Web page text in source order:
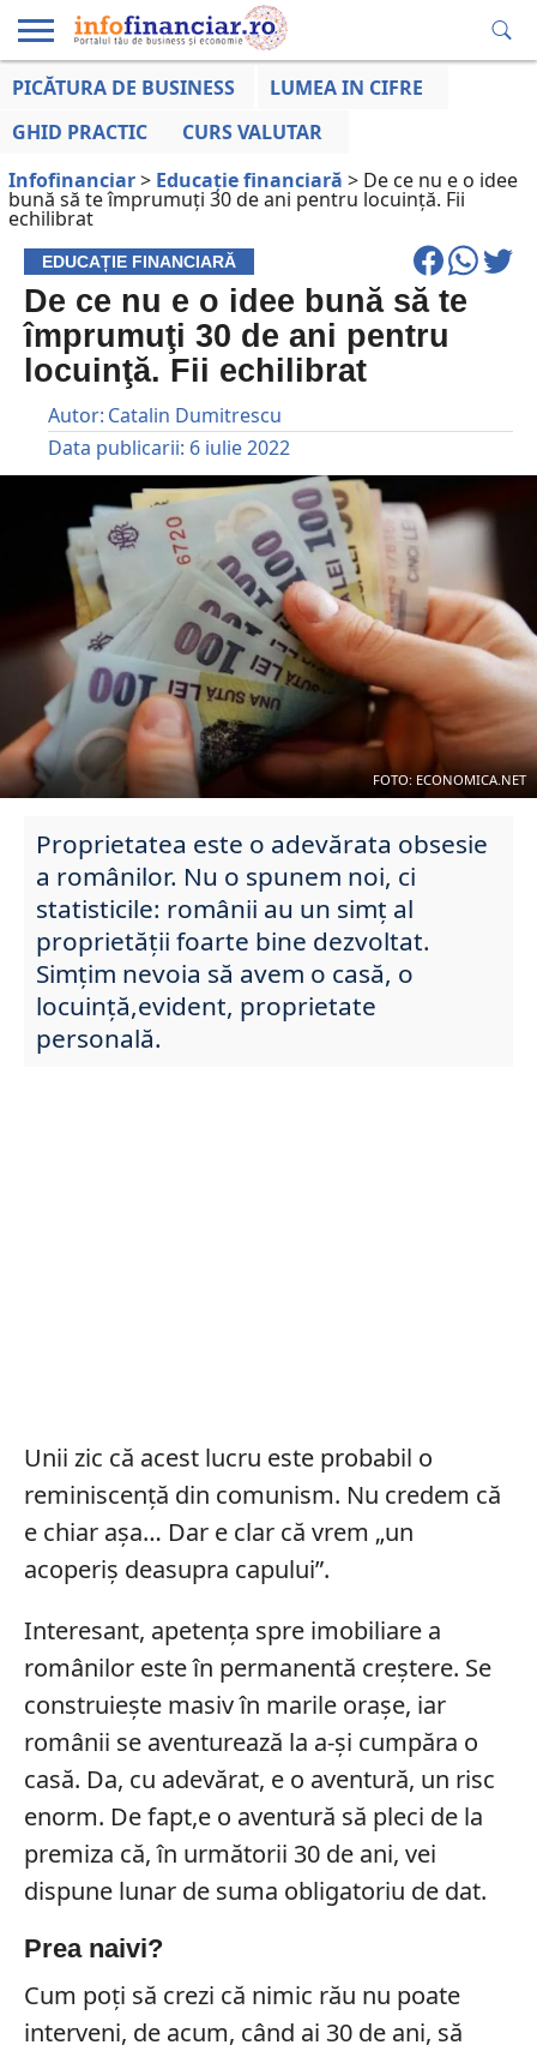
EDUCAȚIE
LA ZI
AFACERILOR
PICĂTURA DE BUSINESS
LUMEA IN CIFRE
GHID PRACTIC
CURS VALUTAR
Infofinanciar> Educație financiară > De ce nu e o idee
bună să te împrumuţi 30 de ani pentru locuinţă. Fii
echilibrat
EDUCAȚIE FINANCIARĂ
De ce nu e o idee bună să te
împrumuţi 30 de ani pentru
locuinţă. Fii echilibrat
Autor: Catalin Dumitrescu
Data publicarii: 6 iulie 2022
FOTO: ECONOMICA.NET
Proprietatea este o adevărata obsesie
a românilor. Nu o spunem noi, ci
statisticile: românii au un simţ al
proprietăţii foarte bine dezvoltat.
Simţim nevoia să avem o casă, o
locuinţă,evident, proprietate
personală.
Unii zic că acest lucru este probabil o
reminiscenţă din comunism. Nu credem că
e chiar așa… Dar e clar că vrem „un
acoperiş deasupra capului”.
Interesant, apetența spre imobiliare a
românilor este în permanentă creştere. Se
construieşte masiv în marile oraşe, iar
românii se aventurează la a-şi cumpăra o
casă. Da, cu adevărat, e o aventură, un risc
enorm. De fapt,e o aventură să pleci de la
premiza că, în următorii 30 de ani, vei
dispune lunar de suma obligatoriu de dat.
Prea naivi?
Cum poți să crezi că nimic rău nu poate
interveni, de acum, când ai 30 de ani, să